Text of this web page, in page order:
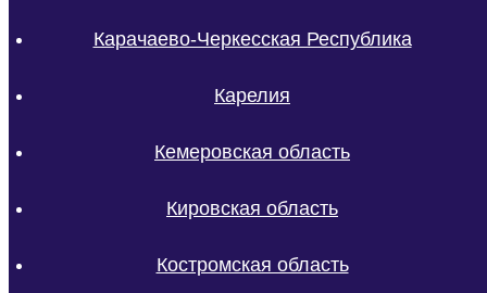
Карачаево-Черкесская Республика
Карелия
Кемеровская область
Кировская область
Костромская область